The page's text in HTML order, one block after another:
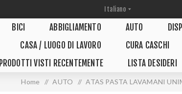
BICI ABBIGLIAMENTO AUTO
CASA / LUOGO DI LAVORO CURA CASCHI
PRODOTTI VISTI RECENTEMENTE
LISTA DESIDERI
Home / AUTO / ATAS PASTA LAVAMANI